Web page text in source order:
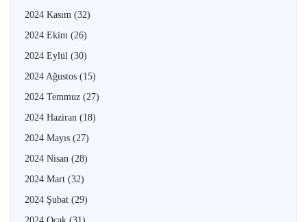
2024 Kasım (32)
2024 Ekim (26)
2024 Eylül (30)
2024 Ağustos (15)
2024 Temmuz (27)
2024 Haziran (18)
2024 Mayıs (27)
2024 Nisan (28)
2024 Mart (32)
2024 Şubat (29)